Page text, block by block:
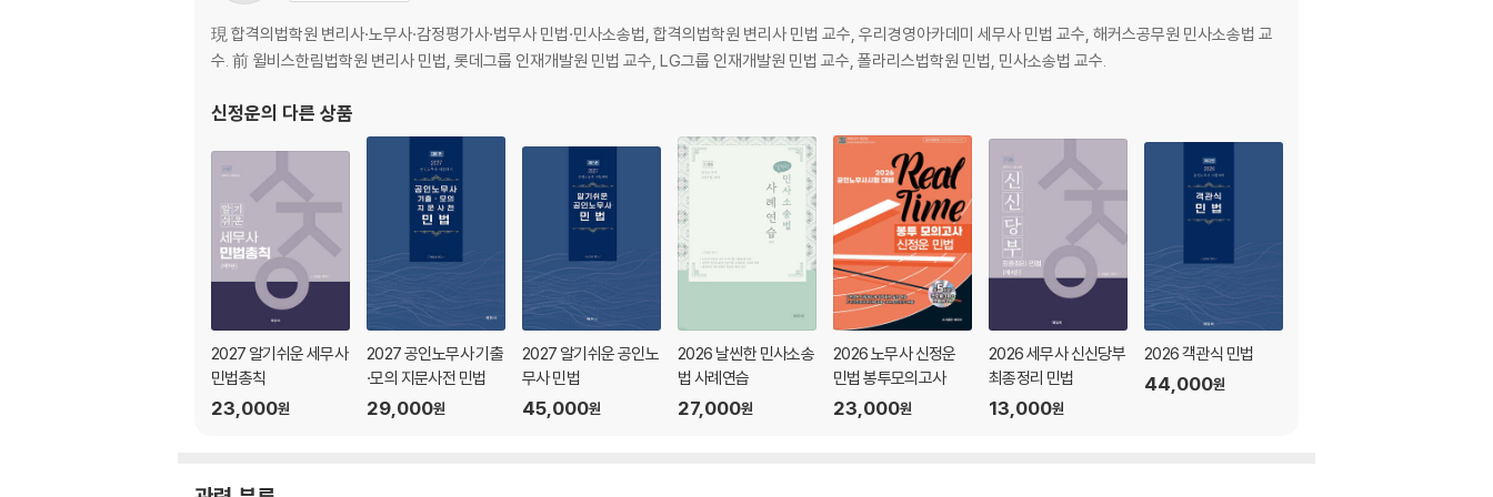
제3장 사무관리
제4장 부당이득
現 합격의법학원 변리사·노무사·감정평가사·법무사 민법·민사소송법, 합격의법학원 변리사 민법 교수, 우리경영아카데미 세무사 민법 교수, 해커스공무원 민사소송법 교
수. 前 윌비스한림법학원 변리사 민법, 롯데그룹 인재개발원 민법 교수, LG그룹 인재개발원 민법 교수, 폴라리스법학원 민법, 민사소송법 교수.
신정운의 다른 상품
2027 알기쉬운 세무사
민법총칙
23,000원
2027 공인노무사 기출
·모의 지문사전 민법
29,000원
2027 알기쉬운 공인노
무사 민법
45,000원
2026 날씬한 민사소송
법 사례연습
27,000원
2026 노무사 신정운
민법 봉투모의고사
23,000원
2026 세무사 신신당부
최종정리 민법
13,000원
2026 객관식 민법
44,000원